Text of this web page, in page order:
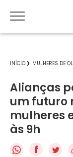
INÍCIO MULHERES DE
Alianças
um futuro
mulheres
às 9h
f